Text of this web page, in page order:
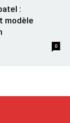
:
modèle
0